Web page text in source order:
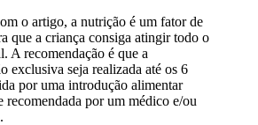
o artigo, a nutrição é um fator de
que a criança consiga atingir todo o
A recomendação é que a
exclusiva seja realizada até os 6
por uma introdução alimentar
recomendada por um médico e/ou